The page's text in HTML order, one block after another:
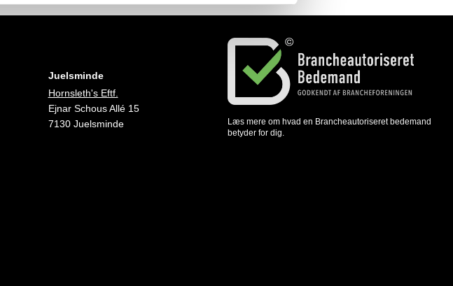
Juelsminde
Hornsleth's Eftf.
Ejnar Schous Allé 15
7130 Juelsminde
Læs mere om hvad en Brancheautoriseret bedemand
betyder for dig.